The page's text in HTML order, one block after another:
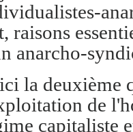
raisons
anarcho-
la deuxième
de
capitaliste